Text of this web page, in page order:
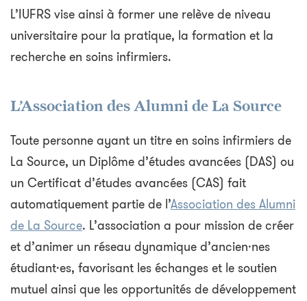
L’IUFRS vise ainsi à former une relève de niveau
universitaire pour la pratique, la formation et la
recherche en soins infirmiers.
L’Association des Alumni de La Source
Toute personne ayant un titre en soins infirmiers de
La Source, un Diplôme d’études avancées (DAS) ou
un Certificat d’études avancées (CAS) fait
automatiquement partie de l’Association des Alumni
de La Source. L’association a pour mission de créer
et d’animer un réseau dynamique d’ancien·nes
étudiant·es, favorisant les échanges et le soutien
mutuel ainsi que les opportunités de développement